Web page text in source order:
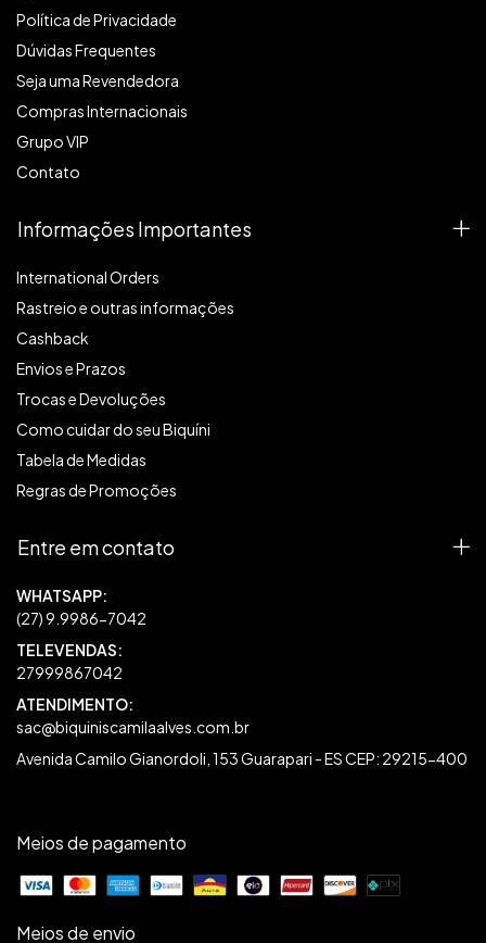
Política de Privacidade
Dúvidas Frequentes
Seja uma Revendedora
Compras Internacionais
Grupo VIP
Contato
Informações Importantes
International Orders
Rastreio e outras informações
Cashback
Envios e Prazos
Trocas e Devoluções
Como cuidar do seu Biquíni
Tabela de Medidas
Regras de Promoções
Entre em contato
27999867042
sac@biquiniscamilaalves.com.br
Avenida Camilo Gianordoli, 153 Guarapari - ES CEP: 29215-400
Meios de pagamento
Meios de envio